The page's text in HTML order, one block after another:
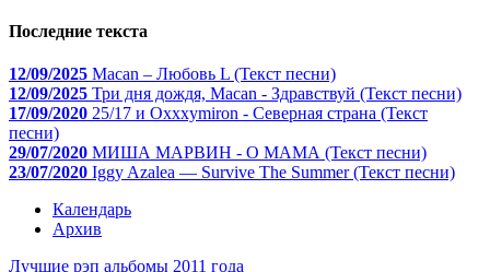
Последние текста
12/09/2025 Macan – Любовь L (Текст песни)
12/09/2025 Три дня дождя, Macan - Здравствуй (Текст песни)
17/09/2020 25/17 и Oxxxymiron - Северная страна (Текст
песни)
29/07/2020 МИША МАРВИН - О МАМА (Текст песни)
23/07/2020 Iggy Azalea — Survive The Summer (Текст песни)
Календарь
Архив
Лучшие рэп альбомы 2011 года